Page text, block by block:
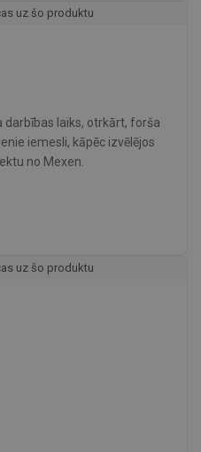
uz šo produktu
laiks, otrkārt, forša
iemesli, kāpēc izvēlējos
no Mexen.
uz šo produktu